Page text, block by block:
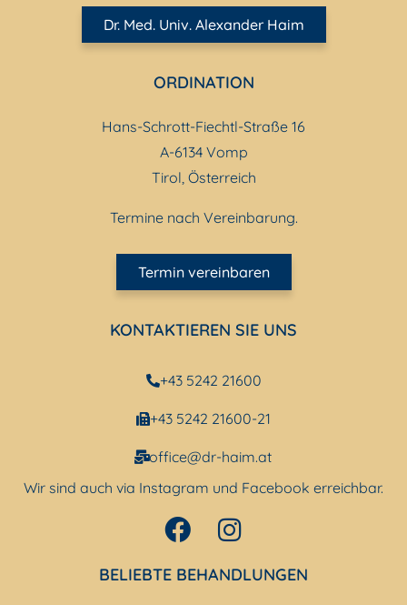
Dr. Med. Univ. Alexander Haim
ORDINATION
Hans-Schrott-Fiechtl-Straße 16
A-6134 Vomp
Tirol, Österreich
Termine nach Vereinbarung.
Termin vereinbaren
KONTAKTIEREN SIE UNS
+43 5242 21600
+43 5242 21600-21
office@dr-haim.at
Wir sind auch via Instagram und Facebook erreichbar.
BELIEBTE BEHANDLUNGEN